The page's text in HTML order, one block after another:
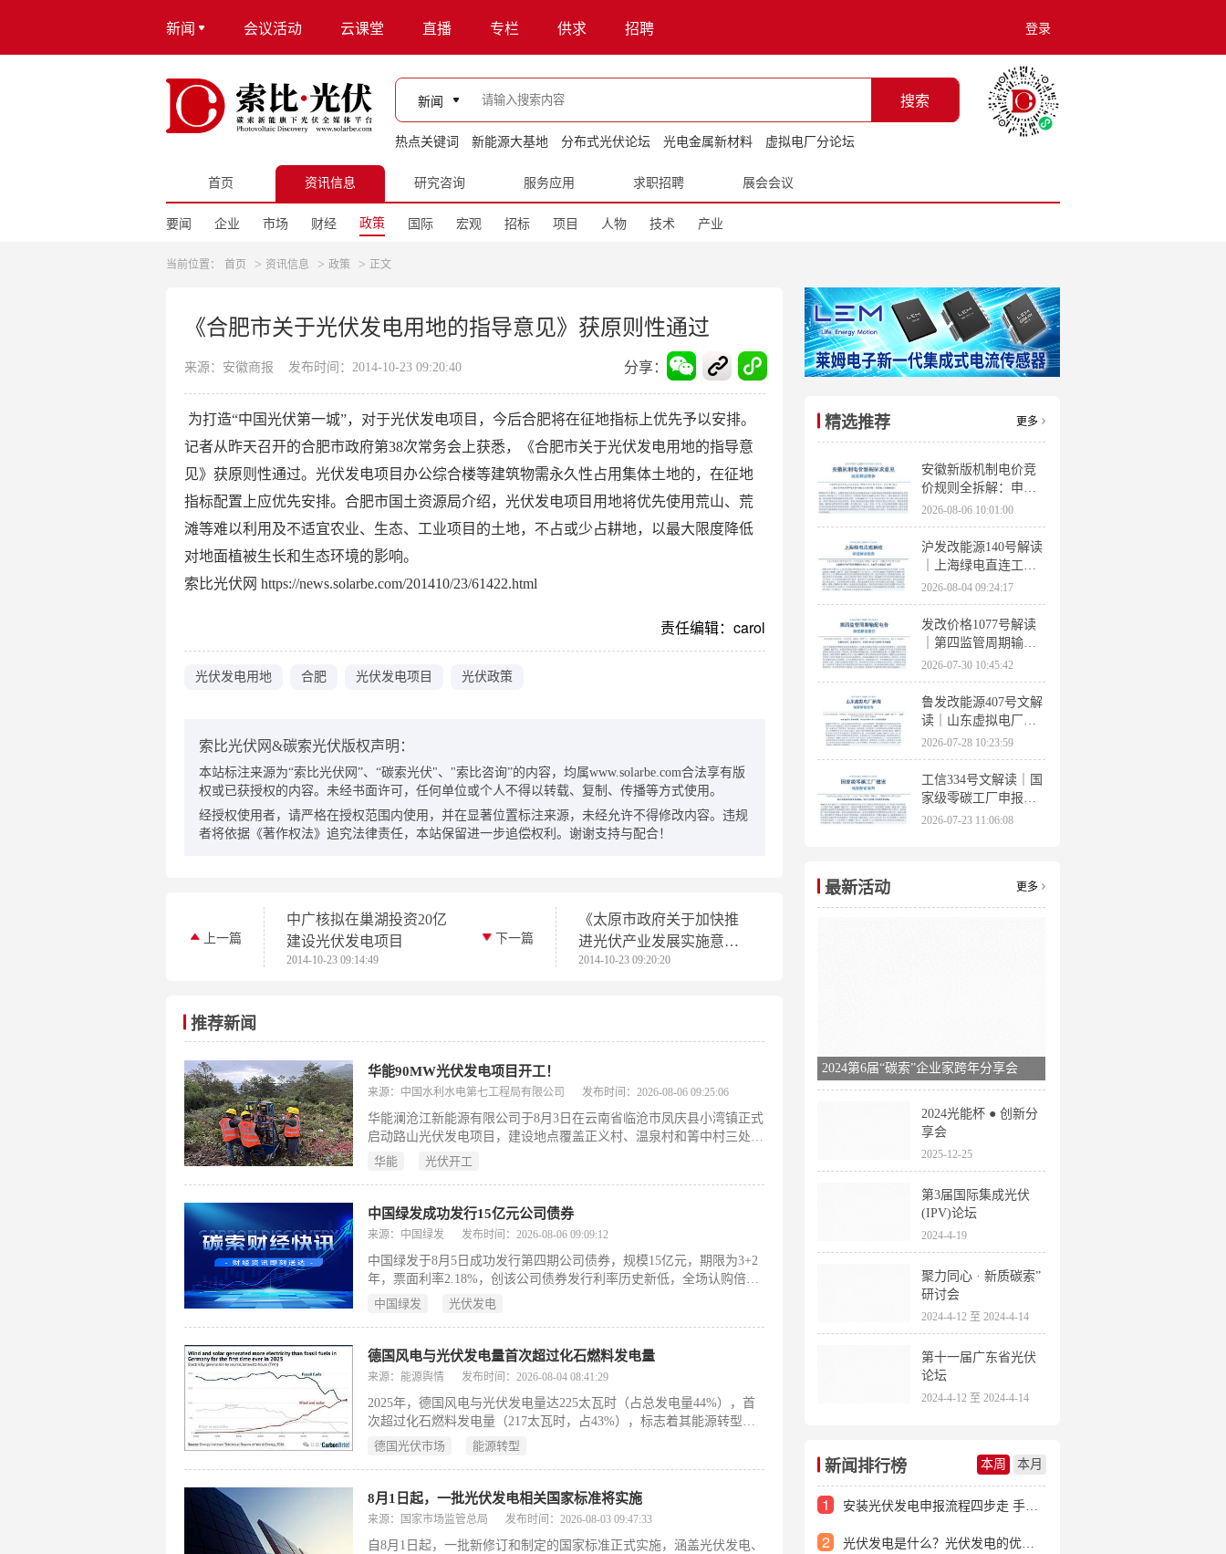
新闻 会议活动 云课堂 直播 专栏 供求 招聘 登录
新闻 搜索
热点关键词 新能源大基地 分布式光伏论坛 光电金属新材料 虚拟电厂分论坛
首页 资讯信息 研究咨询 服务应用 求职招聘 展会会议
要闻 企业 市场 财经 政策 国际 宏观 招标 项目 人物 技术 产业
当前位置： 首页 > 资讯信息 > 政策 > 正文
《合肥市关于光伏发电用地的指导意见》获原则性通过
来源：安徽商报 发布时间：2014-10-23 09:20:40 分享：
为打造“中国光伏第一城”，对于光伏发电项目，今后合肥将在征地指标上优先予以安排。
记者从昨天召开的合肥市政府第38次常务会上获悉，《合肥市关于光伏发电用地的指导意
见》获原则性通过。光伏发电项目办公综合楼等建筑物需永久性占用集体土地的，在征地
指标配置上应优先安排。合肥市国土资源局介绍，光伏发电项目用地将优先使用荒山、荒
滩等难以利用及不适宜农业、生态、工业项目的土地，不占或少占耕地，以最大限度降低
对地面植被生长和生态环境的影响。
索比光伏网 https://news.solarbe.com/201410/23/61422.html
责任编辑：carol
光伏发电用地 合肥 光伏发电项目 光伏政策
索比光伏网&碳索光伏版权声明：
本站标注来源为“索比光伏网”、“碳索光伏"、"索比咨询”的内容，均属www.solarbe.com合法享有版
权或已获授权的内容。未经书面许可，任何单位或个人不得以转载、复制、传播等方式使用。
经授权使用者，请严格在授权范围内使用，并在显著位置标注来源，未经允许不得修改内容。违规
者将依据《著作权法》追究法律责任，本站保留进一步追偿权利。谢谢支持与配合！
上一篇
中广核拟在巢湖投资20亿
建设光伏发电项目
2014-10-23 09:14:49
下一篇
《太原市政府关于加快推
进光伏产业发展实施意
见》出台
2014-10-23 09:20:20
推荐新闻
华能90MW光伏发电项目开工！
来源：中国水利水电第七工程局有限公司 发布时间：2026-08-06 09:25:06
华能澜沧江新能源有限公司于8月3日在云南省临沧市凤庆县小湾镇正式
启动路山光伏发电项目，建设地点覆盖正义村、温泉村和箐中村三处。
该项目总投资约3.85亿元，交流侧装机容量90MW，直流侧达
阵；所发电量经3回35千伏线路接入顺宁220千伏升压站。项目前期已按
程序推进招标工作：2026年3月启动土建安装总承包招标，同年5月由中
华能 光伏开工
中国绿发成功发行15亿元公司债券
来源：中国绿发 发布时间：2026-08-06 09:09:12
中国绿发于8月5日成功发行第四期公司债券，规模15亿元，期限为3+2
年，票面利率2.18%，创该公司债券发行利率历史新低，全场认购倍数
达2.5倍。此次发行是其2026年获证监会批准注册85.9亿元债券额度后
碳产业投入，服务实体经济高质量发展。公司坚持贯彻国务院国资委监
管要求和证监会政策导向，持续提升信息披露质量与投资者关系管理水
式现代化建设的内生动力。
中国绿发 光伏发电
德国风电与光伏发电量首次超过化石燃料发电量
来源：能源舆情 发布时间：2026-08-04 08:41:29
2025年，德国风电与光伏发电量达225太瓦时（占总发电量44%），首
次超过化石燃料发电量（217太瓦时，占43%），标志着其能源转型
（Energiewende）的重要里程碑。这一进展源于二十年来风光装机的持
2035年建成基本气候中和的电力系统；2045年实现全经济领域净零排
放。为支撑转型，2025年新增风光装机创纪录达20.8吉瓦。当前挑战包
向绿氢运行，以及德国选择党等政治力量对转型路径的反对。8月即将
德国光伏市场 能源转型
8月1日起，一批光伏发电相关国家标准将实施
来源：国家市场监管总局 发布时间：2026-08-03 09:47:33
自8月1日起，一批新修订和制定的国家标准正式实施，涵盖光伏发电、
精选推荐 更多
安徽新版机制电价竞
价规则全拆解：申报
条件、保函罚则、出
清机制、聚合商门槛
2026-08-06 10:01:00
沪发改能源140号解读
｜上海绿电直连工作
方案 申报条件、源荷
指标、场景优先级全
梳理
2026-08-04 09:24:17
发改价格1077号解读
｜第四监管周期输配
电价落地 电量电价下
调容量电价上调
2026-07-30 10:45:42
鲁发改能源407号文解
读｜山东虚拟电厂管
理办法全文 分布式光
伏打包入市规则详解
2026-07-28 10:23:59
工信334号文解读｜国
家级零碳工厂申报条
件、三大硬性指标、
2026-07-23 11:06:08
最新活动 更多
2024第6届“碳索”企业家跨年分享会
2024光能杯 ● 创新分
享会
2025-12-25
第3届国际集成光伏
(IPV)论坛
2024-4-19
聚力同心 · 新质碳索”
研讨会
2024-4-12 至 2024-4-14
第十一届广东省光伏
论坛
2024-4-12 至 2024-4-14
新闻排行榜 本周 本月
1 安装光伏发电申报流程四步走 手把手教你装起光伏电站
2 光伏发电是什么？光伏发电的优缺点有哪些？